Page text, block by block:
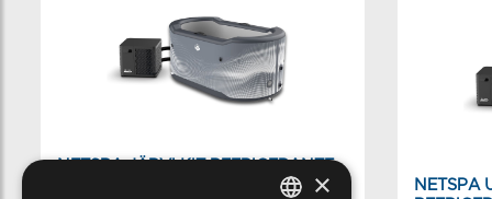
NETSPA JÄRVI KIT REFRIGERANTE
PER VASCA DI GHIACCIO INCLUSO
NETSPA
×